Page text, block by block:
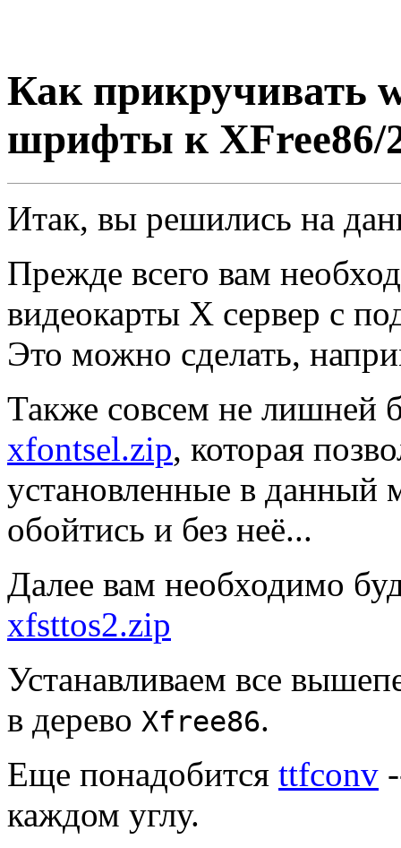
Как прикручивать
шрифты к XFree86/
Итак, вы решились на
Прежде всего вам
видеокарты X сервер c
Это можно сделать,
Также совсем не лишней
xfontsel.zip, которая
установленные в
обойтись и без неё...
Далее вам необходимо
xfsttos2.zip
Устанавливаем все
в дерево Xfree86.
Еще понадобится ttfconv
каждом углу.